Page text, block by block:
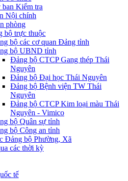
ban Kiểm tra
Nội chính
phòng
bộ trực thuộc
bộ các cơ quan Đảng tỉnh
bộ UBND tỉnh
Đảng bộ CTCP Gang thép Thái
Nguyên
Đảng bộ Đại học Thái Nguyên
Đảng bộ Bệnh viện TW Thái
Nguyên
Đảng bộ CTCP Kim loại màu Thái
Nguyên - Vimico
bộ Quân sự tỉnh
bộ Công an tỉnh
Đảng bộ Phường, Xã
các thời kỳ
tế